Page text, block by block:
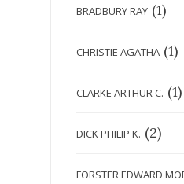
BRADBURY RAY (1)
CHRISTIE AGATHA (1)
CLARKE ARTHUR C. (1)
DICK PHILIP K. (2)
FORSTER EDWARD